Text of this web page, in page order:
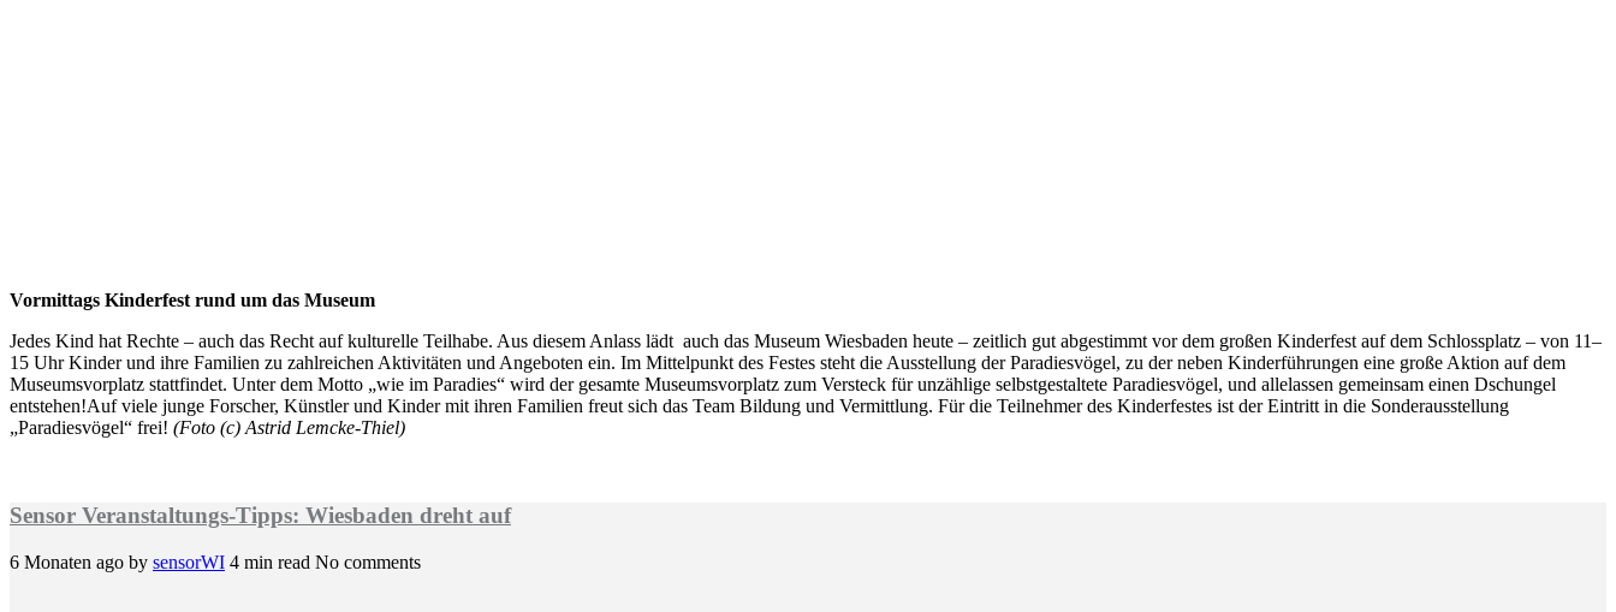
Vormittags Kinderfest rund um das Museum
Jedes Kind hat Rechte – auch das Recht auf kulturelle Teilhabe. Aus diesem Anlass lädt auch das Museum Wiesbaden heute – zeitlich gut abgestimmt vor dem großen Kinderfest auf dem Schlossplatz – von 11–
15 Uhr Kinder und ihre Familien zu zahlreichen Aktivitäten und Angeboten ein. Im Mittelpunkt des Festes steht die Ausstellung der Paradiesvögel, zu der neben Kinderführungen eine große Aktion auf dem
Museumsvorplatz stattfindet. Unter dem Motto „wie im Paradies“ wird der gesamte Museumsvorplatz zum Versteck für unzählige selbstgestaltete Paradiesvögel, und allelassen gemeinsam einen Dschungel
entstehen!Auf viele junge Forscher, Künstler und Kinder mit ihren Familien freut sich das Team Bildung und Vermittlung. Für die Teilnehmer des Kinderfestes ist der Eintritt in die Sonderausstellung
„Paradiesvögel“ frei! (Foto (c) Astrid Lemcke-Thiel)
Sensor Veranstaltungs-Tipps: Wiesbaden dreht auf
6 Monaten ago by sensorWI 4 min read No comments